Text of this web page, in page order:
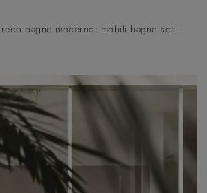
Scopri di più sull'arredo bagno moderno: mobili bagno sospesi in laccato opaco come il modello Decor 05 di Arbi ti attendono.